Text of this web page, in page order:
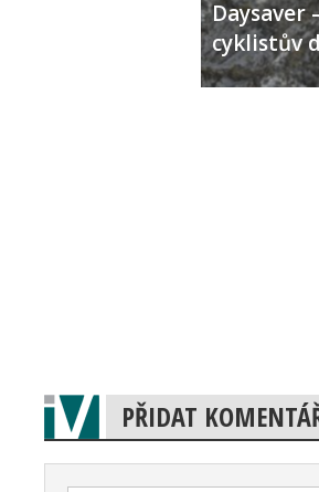
Daysaver
cyklistův
PŘIDAT